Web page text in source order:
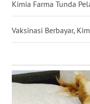
Kimia Farma Tunda
Vaksinasi Berbayar,
SUMBAR
WN
SUMSEL
WN
BENGKULU